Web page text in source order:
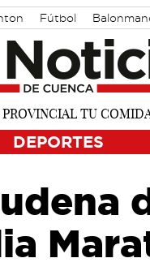
Fútbol
DEPORTES